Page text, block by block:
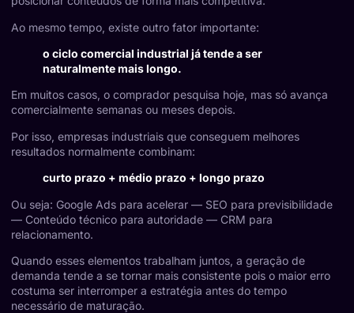
Ao mesmo tempo, existe outro fator importante:
o ciclo comercial industrial já tende a ser
naturalmente mais longo.
Em muitos casos, o comprador pesquisa hoje, mas só avança
comercialmente semanas ou meses depois.
Por isso, empresas industriais que conseguem melhores
resultados normalmente combinam:
curto prazo + médio prazo + longo prazo
Ou seja: Google Ads para acelerar — SEO para previsibilidade
— Conteúdo técnico para autoridade — CRM para
relacionamento.
Quando esses elementos trabalham juntos, a geração de
demanda tende a se tornar mais consistente pois o maior erro
costuma ser interromper a estratégia antes do tempo
necessário de maturação.